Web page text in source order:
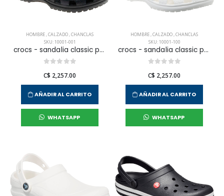
HOMBRE,CALZADO,CHANCLAS
SKU: 10001-001
crocs - sandalia classic para hombre
C$ 2,257.00
AÑADIR AL CARRITO
WHATSAPP
HOMBRE,CALZADO,CHANCLAS
SKU: 10001-100
crocs - sandalia classic para hombre
C$ 2,257.00
AÑADIR AL CARRITO
WHATSAPP